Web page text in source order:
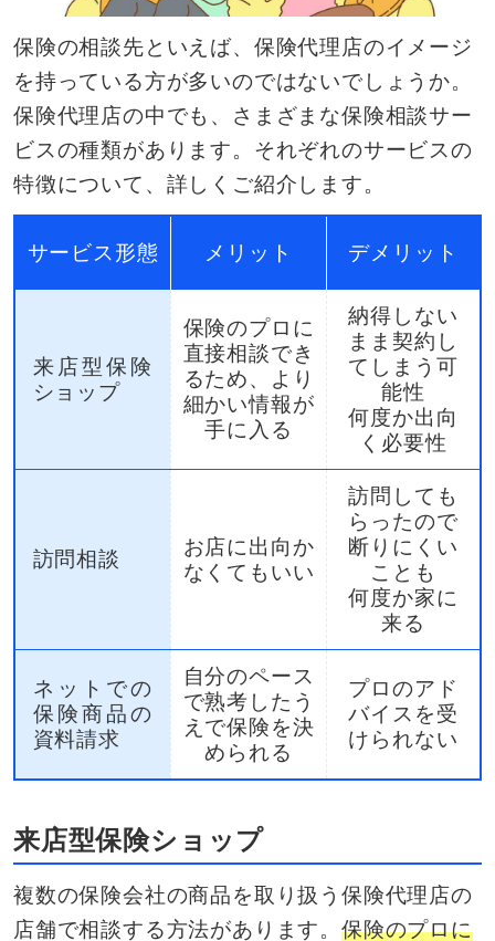
保険の相談先といえば、保険代理店のイメージ
を持っている方が多いのではないでしょうか。
保険代理店の中でも、さまざまな保険相談サー
ビスの種類があります。それぞれのサービスの
特徴について、詳しくご紹介します。
サービス形態 メリット デメリット
来店型保険
ショップ
保険のプロに
直接相談でき
るため、より
細かい情報が
手に入る
納得しない
まま契約し
てしまう可
能性
何度か出向
く必要性
訪問相談
お店に出向か
なくてもいい
訪問しても
らったので
断りにくい
ことも
何度か家に
来る
ネットでの
保険商品の
資料請求
自分のペース
で熟考したう
えで保険を決
められる
プロのアド
バイスを受
けられない
来店型保険ショップ
複数の保険会社の商品を取り扱う保険代理店の
店舗で相談する方法があります。 保険のプロに